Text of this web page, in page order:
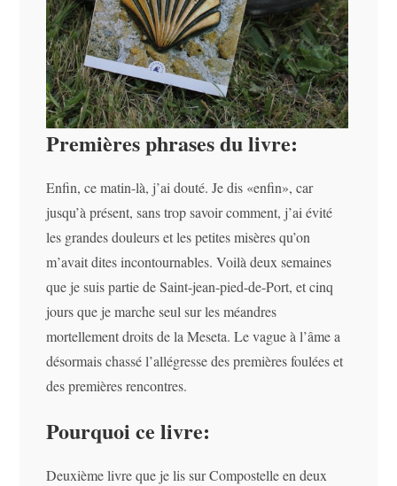
Premières phrases du livre:
Enfin, ce matin-là, j’ai douté. Je dis «enfin», car
jusqu’à présent, sans trop savoir comment, j’ai évité
les grandes douleurs et les petites misères qu’on
m’avait dites incontournables. Voilà deux semaines
que je suis partie de Saint-jean-pied-de-Port, et cinq
jours que je marche seul sur les méandres
mortellement droits de la Meseta. Le vague à l’âme a
désormais chassé l’allégresse des premières foulées et
des premières rencontres.
Pourquoi ce livre:
Deuxième livre que je lis sur Compostelle en deux